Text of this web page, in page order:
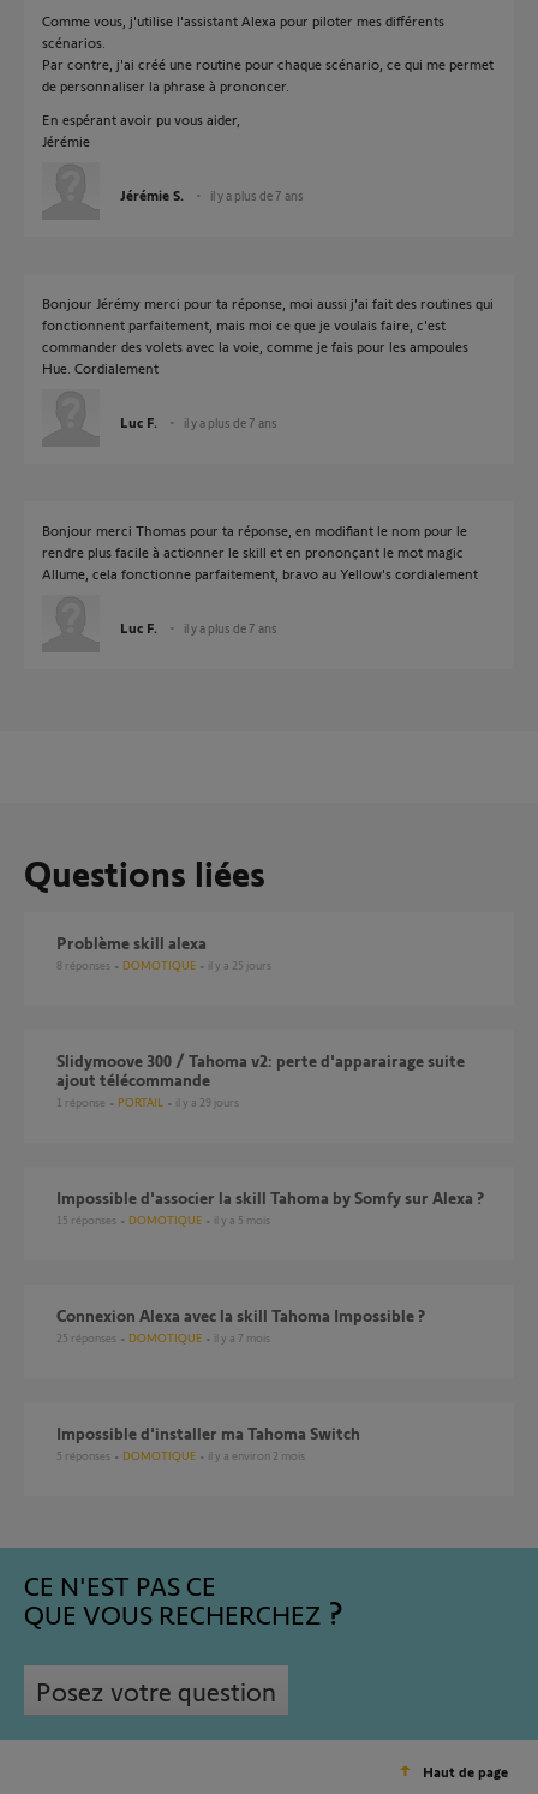
Comme vous, j'utilise l'assistant Alexa pour piloter mes différents
scénarios.
Par contre, j'ai créé une routine pour chaque scénario, ce qui me permet
de personnaliser la phrase à prononcer.
En espérant avoir pu vous aider,
Jérémie
Jérémie S. il y a plus de 7 ans
Bonjour Jérémy merci pour ta réponse, moi aussi j'ai fait des routines qui
fonctionnent parfaitement, mais moi ce que je voulais faire, c'est
commander des volets avec la voie, comme je fais pour les ampoules
Hue. Cordialement
Luc F. il y a plus de 7 ans
Bonjour merci Thomas pour ta réponse, en modifiant le nom pour le
rendre plus facile à actionner le skill et en prononçant le mot magic
Allume, cela fonctionne parfaitement, bravo au Yellow's cordialement
Luc F. il y a plus de 7 ans
Questions liées
Problème skill alexa
8 réponses DOMOTIQUE il y a 25 jours
Slidymoove 300 / Tahoma v2: perte d'apparairage suite
ajout télécommande
1 réponse PORTAIL il y a 29 jours
Impossible d'associer la skill Tahoma by Somfy sur Alexa ?
15 réponses DOMOTIQUE il y a 5 mois
Connexion Alexa avec la skill Tahoma Impossible ?
25 réponses DOMOTIQUE il y a 7 mois
Impossible d'installer ma Tahoma Switch
5 réponses DOMOTIQUE il y a environ 2 mois
CE N'EST PAS CE
QUE VOUS RECHERCHEZ
Posez votre question
Haut de page